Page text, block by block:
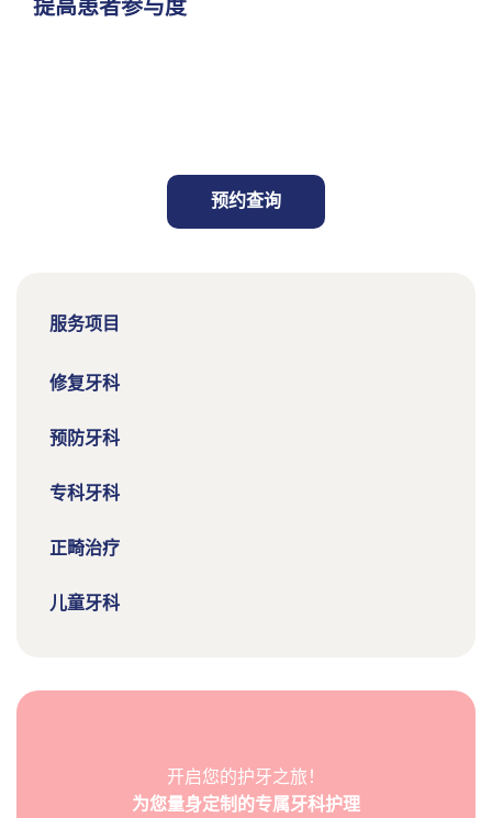
提高患者参与度
预约查询
服务项目
修复牙科
预防牙科
专科牙科
正畸治疗
儿童牙科
开启您的护牙之旅！
为您量身定制的专属牙科护理